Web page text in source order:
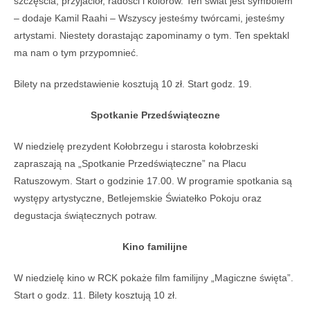
– dodaje Kamil Raahi – Wszyscy jesteśmy twórcami, jesteśmy
artystami. Niestety dorastając zapominamy o tym. Ten spektakl
ma nam o tym przypomnieć
Bilety na przedstawienie kosztują 10 zł. Start godz. 19.
Spotkanie Przedświąteczne
W niedzielę prezydent Kołobrzegu i starosta kołobrzeski
zapraszają na „Spotkanie Przedświąteczne” na Placu
Ratuszowym. Start o godzinie 17.00. W programie spotkania są
występy artystyczne, Betlejemskie Światełko Pokoju oraz
degustacja świątecznych potraw.
Kino familijne
W niedzielę kino w RCK pokaże film familijny „ Magiczne święta”.
Start o godz. 11. Bilety kosztują 10 zł.